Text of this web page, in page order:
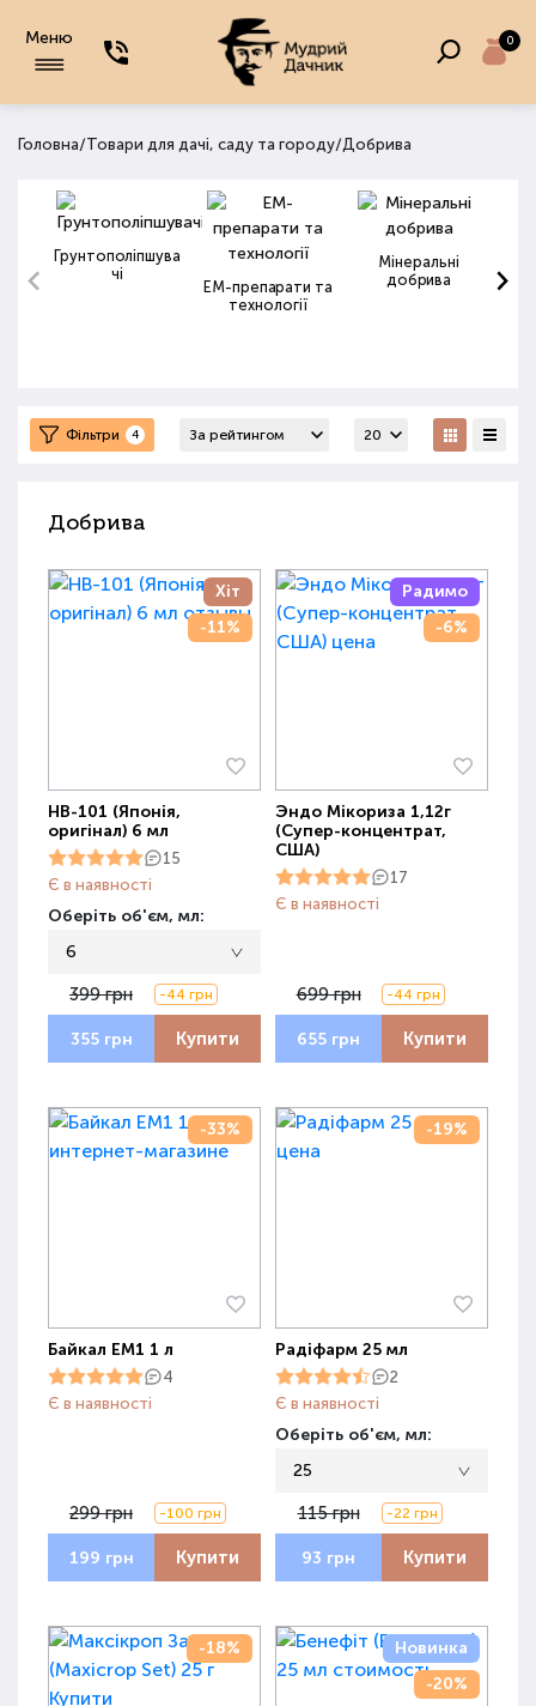
Меню 0
Головна/Товари для дачі, саду та городу/Добрива
Грунтополіпшува
чі
ЕМ-препарати та
технології
Мінеральні
добрива
Фільтри 4
Добрива
Хіт
-11%
НВ-101 (Японія,
оригінал) 6 мл
15
Є в наявності
Оберіть об'єм, мл:
6
399 грн -44 грн
355 грн Купити
Радимо
-6%
Эндо Мікориза 1,12г
(Супер-концентрат,
США)
17
Є в наявності
699 грн -44 грн
655 грн Купити
-33%
Байкал ЕМ1 1 л
4
Є в наявності
299 грн -100 грн
199 грн Купити
-19%
Радіфарм 25 мл
2
Є в наявності
Оберіть об'єм, мл:
25
115 грн -22 грн
93 грн Купити
-18%
Новинка
-20%